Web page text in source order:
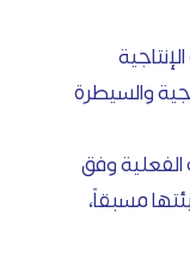
والسيطرة
الفعلية وفق
مسبقاً،